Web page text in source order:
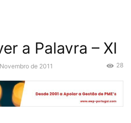
a Palavra – XI
de 2011 28